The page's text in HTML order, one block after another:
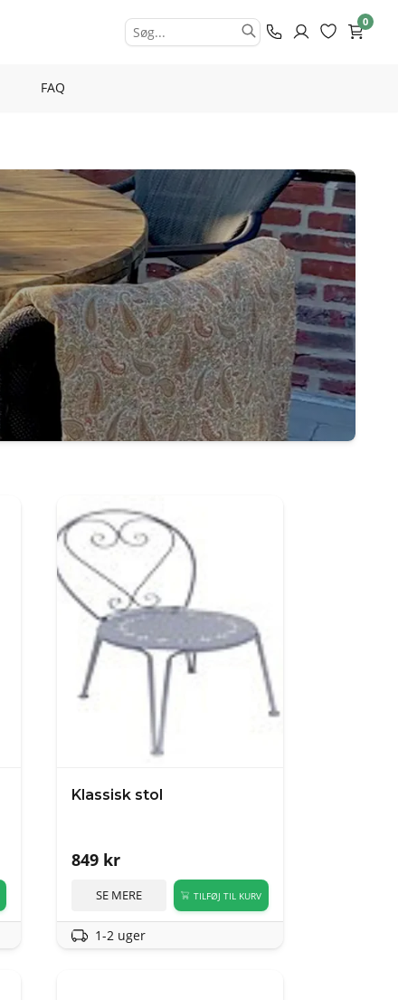
0
FAQ
Klassisk stol
849 kr
SE MERE TILFØJ TIL KURV
1-2 uger